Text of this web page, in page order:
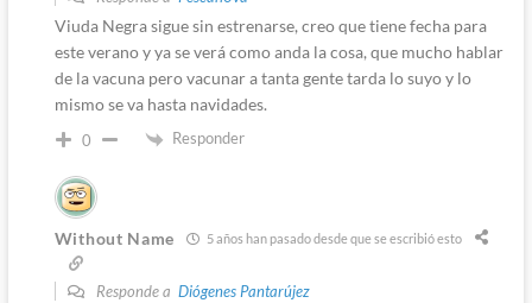
Viuda Negra sigue sin estrenarse, creo que tiene fecha para
este verano y ya se verá como anda la cosa, que mucho hablar
de la vacuna pero vacunar a tanta gente tarda lo suyo y lo
mismo se va hasta navidades.
0 Responder
Without Name 5 años han pasado desde que se escribió esto
Responde a Diógenes Pantarújez